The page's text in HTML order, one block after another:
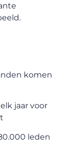
komen
jaar voor
leden